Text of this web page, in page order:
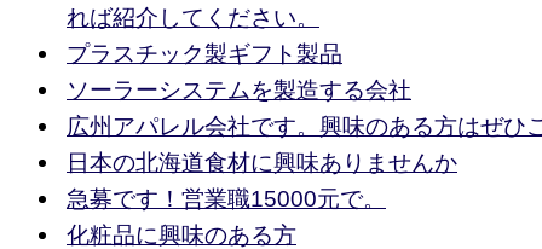
れば紹介してください。
プラスチック製ギフト製品
ソーラーシステムを製造する会社
広州アパレル会社です。興味のある方はぜひ
日本の北海道食材に興味ありませんか
急募です！営業職15000元で。
化粧品に興味のある方